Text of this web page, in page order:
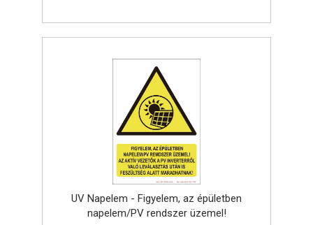
UV Napelem - Figyelem, az épületben
napelem/PV rendszer üzemel!